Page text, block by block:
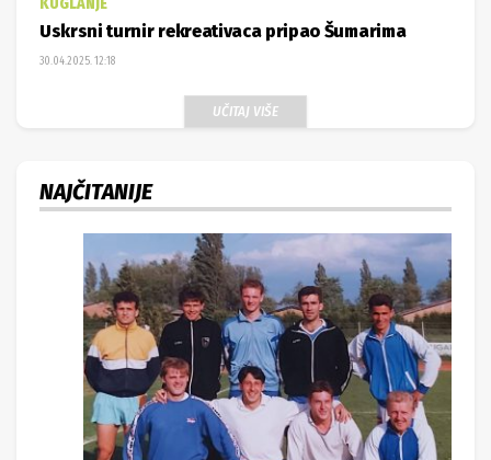
Uskrsni turnir rekreativaca pripao Šumarima
30.04.2025. 12:18
UČITAJ VIŠE
NAJČITANIJE